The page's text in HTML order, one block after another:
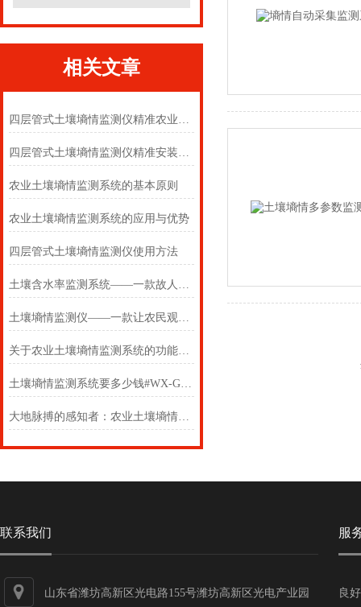
相关文章
四层管式土壤墒情监测仪精准农业的“地下雷达”
四层管式土壤墒情监测仪精准安装，开启智慧农业新篇章
农业土壤墒情监测系统的基本原则
农业土壤墒情监测系统的应用与优势
四层管式土壤墒情监测仪使用方法
土壤含水率监测系统——一款故人具鸡黍的土壤水分温度监测系统2024万象环境
土壤墒情监测仪——一款让农民观察土地的土壤温湿度监测系统2024万象环境
关于农业土壤墒情监测系统的功能，我们整理了四点
土壤墒情监测系统要多少钱#WX-GSSQ10
大地脉搏的感知者：农业土壤墒情监测系统工作原理探析
联系我们
山东省潍坊高新区光电路155号潍坊高新区光电产业园
服
良